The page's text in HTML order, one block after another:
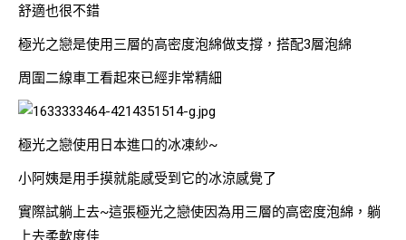
舒適也很不錯
極光之戀是使用三層的高密度泡綿做支撐，搭配3層泡綿
周圍二線車工看起來已經非常精細
極光之戀使用日本進口的冰凍紗~
小阿姨是用手摸就能感受到它的冰涼感覺了
實際試躺上去~這張極光之戀使因為用三層的高密度泡綿，躺
上去柔軟度佳